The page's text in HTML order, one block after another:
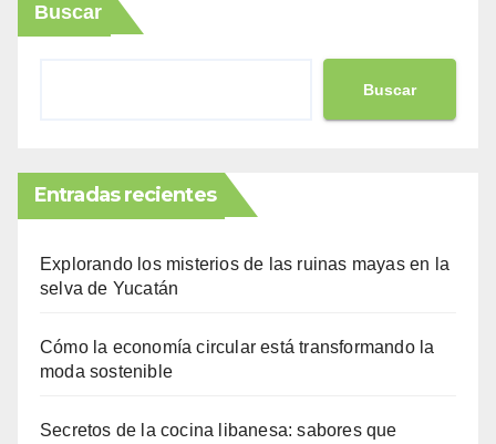
Buscar
Buscar
Entradas recientes
Explorando los misterios de las ruinas mayas en la
selva de Yucatán
Cómo la economía circular está transformando la
moda sostenible
Secretos de la cocina libanesa: sabores que